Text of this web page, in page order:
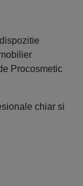
Procosmetic
chiar si
Vite la